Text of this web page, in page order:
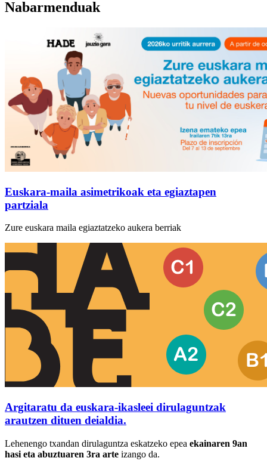
Nabarmenduak
Euskara-maila asimetrikoak eta egiaztapen
partziala
Zure euskara maila egiaztatzeko aukera berriak
Argitaratu da euskara-ikasleei dirulaguntzak
arautzen dituen deialdia.
Lehenengo txandan dirulaguntza eskatzeko epea ekainaren 9an
hasi eta abuztuaren 3ra arte izango da.